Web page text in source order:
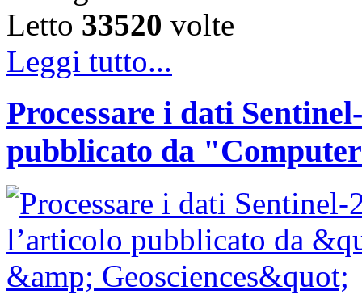
Letto 33520 volte
Leggi tutto...
Processare i dati
pubblicato da